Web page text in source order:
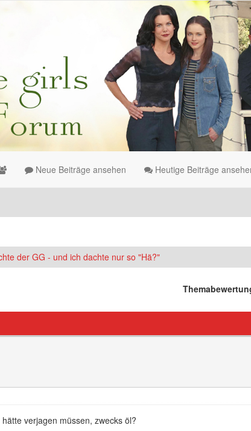
Neue Beiträge ansehen Heutige Beiträge
der GG - und ich dachte nur so "Hä?"
verjagen müssen, zwecks öl?